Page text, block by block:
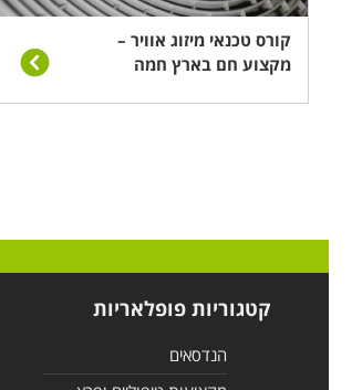
קורס טכנאי מיזוג אוויר –
מקצוע חם בארץ חמה
קטגוריות פופלאריות
הנדסאים